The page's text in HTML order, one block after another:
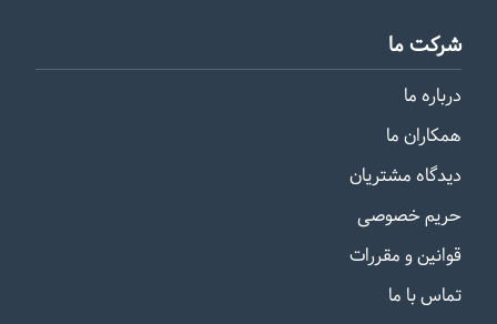
شرکت ما
درباره ما
همکاران ما
دیدگاه مشتریان
حریم خصوصی
قوانین و مقررات
تماس با ما